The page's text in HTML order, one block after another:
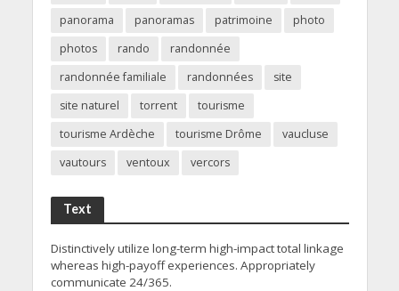
panorama
panoramas patrimoine
photo
photos
rando
randonnée
randonnée familiale
randonnées
site
site naturel
torrent
tourisme
tourisme Ardèche
tourisme Drôme
vaucluse
vautours
ventoux vercors
Text
Distinctively utilize long-term high-impact total linkage
whereas high-payoff experiences. Appropriately
communicate 24/365.